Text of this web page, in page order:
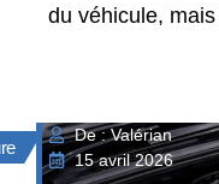
du véhicule, mais
De : Valérian
15 avril 2026